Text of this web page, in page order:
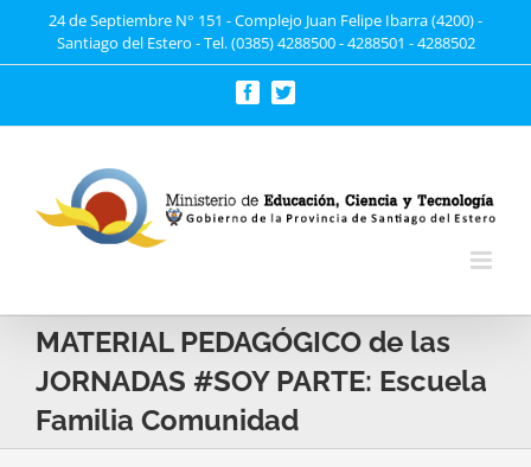
24 de Septiembre N° 151 - Complejo Juan Felipe Ibarra (4200) -
Santiago del Estero - Tel. (0385) 4288500 - 4288501 - 4288502
FacebookTwitter
MATERIAL PEDAGÓGICO de las
JORNADAS #SOY PARTE: Escuela
Familia Comunidad